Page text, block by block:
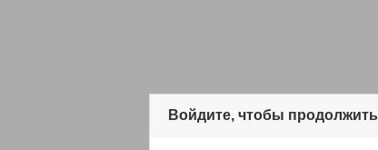
Войдите, чтобы продолжить